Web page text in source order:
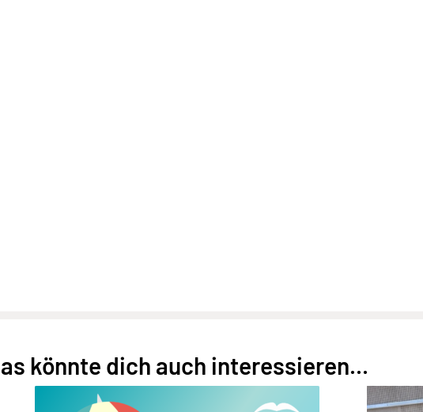
könnte dich auch interessieren...